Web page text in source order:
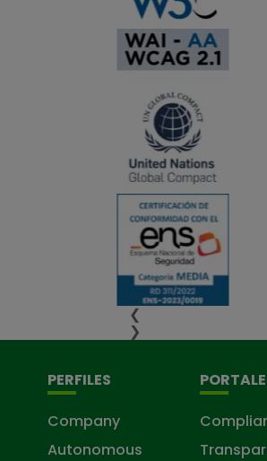
❮
❯
PERFILES
Company
Autonomous